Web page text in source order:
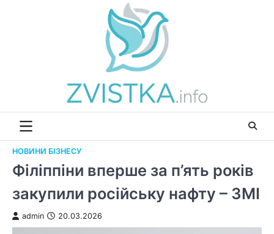
НОВИНИ БІЗНЕСУ
Філіппіни вперше за п’ять років
закупили російську нафту – ЗМІ
admin 20.03.2026